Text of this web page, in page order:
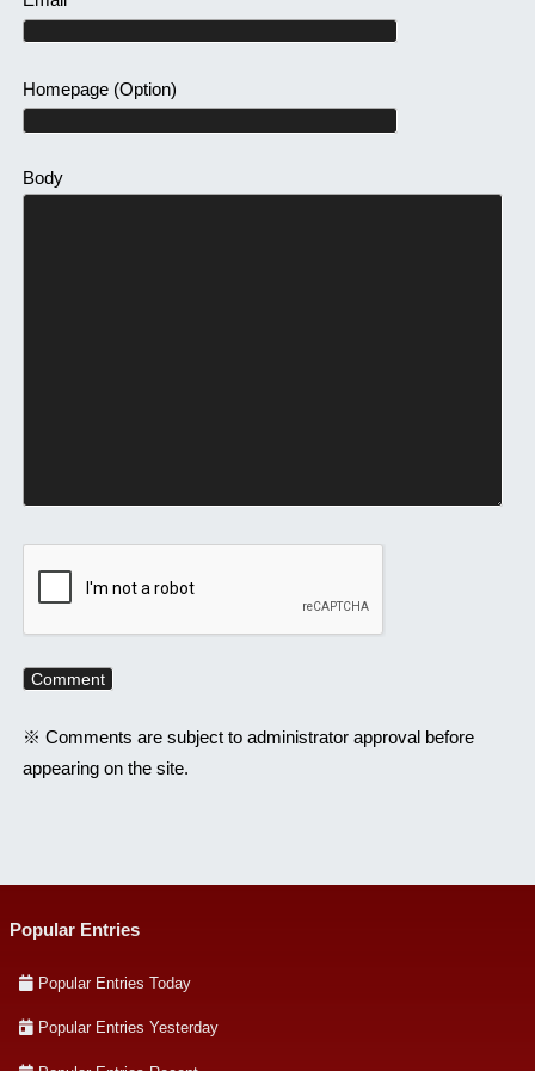
Homepage(Option)
Body
※ Comments are subject to administrator approval before
appearing on the site.
Popular Entries
Popular Entries Today
Popular Entries Yesterday